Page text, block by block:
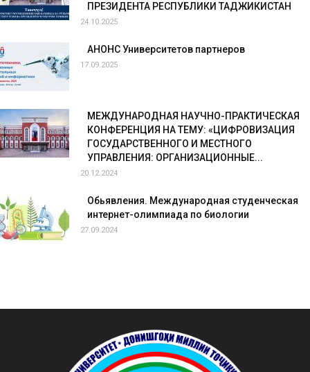
ПРЕЗИДЕНТА РЕСПУБЛИКИ ТАДЖИКИСТАН
24.10.2025
АНОНС Университетов партнеров
17.09.2025
МЕЖДУНАРОДНАЯ НАУЧНО-ПРАКТИЧЕСКАЯ
КОНФЕРЕНЦИЯ НА ТЕМУ: «ЦИФРОВИЗАЦИЯ
ГОСУДАРСТВЕННОГО И МЕСТНОГО
УПРАВЛЕНИЯ: ОРГАНИЗАЦИОННЫЕ...
20.12.2024
Обьявления. Международная студенческая
интернет-олимпиада по биологии
27.09.2024